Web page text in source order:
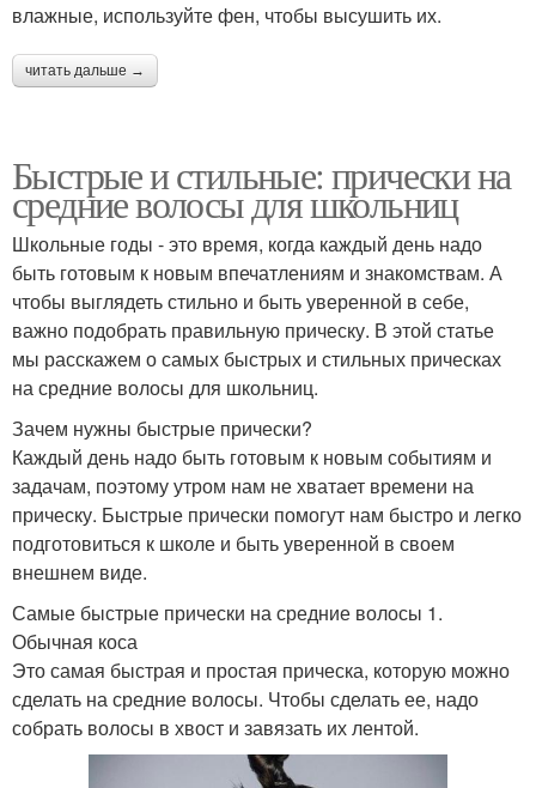
влажные, используйте фен, чтобы высушить их.
читать дальше →
Быстрые и стильные: прически на
средние волосы для школьниц
Школьные годы - это время, когда каждый день надо
быть готовым к новым впечатлениям и знакомствам. А
чтобы выглядеть стильно и быть уверенной в себе,
важно подобрать правильную прическу. В этой статье
мы расскажем о самых быстрых и стильных прическах
на средние волосы для школьниц.
Зачем нужны быстрые прически?
Каждый день надо быть готовым к новым событиям и
задачам, поэтому утром нам не хватает времени на
прическу. Быстрые прически помогут нам быстро и легко
подготовиться к школе и быть уверенной в своем
внешнем виде.
Самые быстрые прически на средние волосы 1.
Обычная коса
Это самая быстрая и простая прическа, которую можно
сделать на средние волосы. Чтобы сделать ее, надо
собрать волосы в хвост и завязать их лентой.